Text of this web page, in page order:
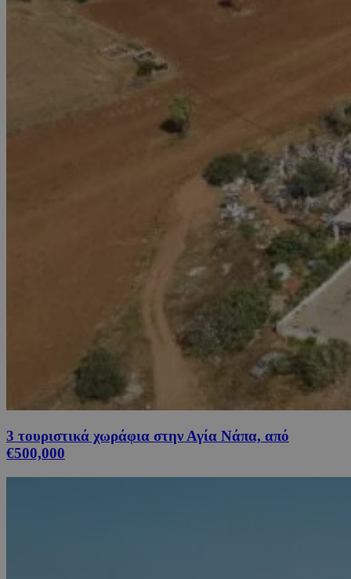
3 τουριστικά χωράφια στην Αγία Νάπα, από
€500,000